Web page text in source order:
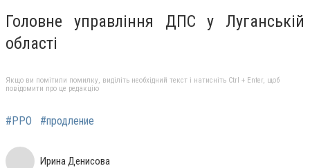
Головне управління ДПС у Луганській
області
Якщо ви помітили помилку, виділіть необхідний текст і натисніть Ctrl + Enter, щоб
повідомити про це редакцію
#РРО #продление
Ирина Денисова